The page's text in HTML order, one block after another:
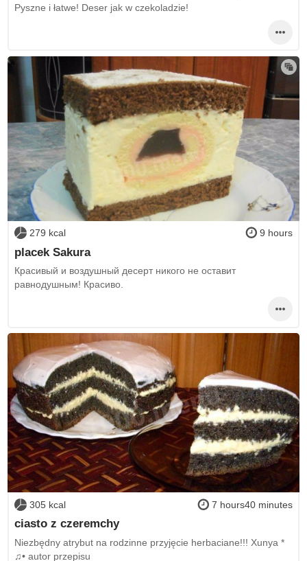
Pyszne i łatwe! Deser jak w czekoladzie!
279 kcal 9 hours
placek Sakura
Красивый и воздушный десерт никого не оставит
равнодушным! Красиво.
305 kcal 7 hours40 minutes
ciasto z czeremchy
Niezbędny atrybut na rodzinne przyjęcie herbaciane!!! Xunya *
♫• autor przepisu